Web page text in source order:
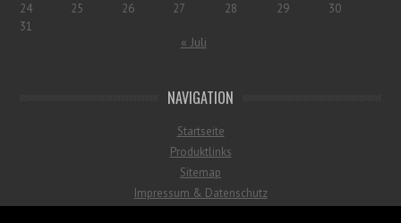
24
25 26 27 28 29
30
31
« Juli
NAVIGATION
Startseite
Produktlinks
Sitemap
Impressum & Datenschutz